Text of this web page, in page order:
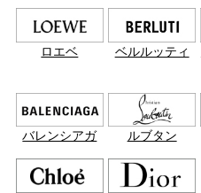
ロエベ ベルルッティ
バレンシアガ ルブタン